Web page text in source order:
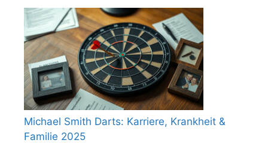
Michael Smith Darts: Karriere, Krankheit &
Familie 2025